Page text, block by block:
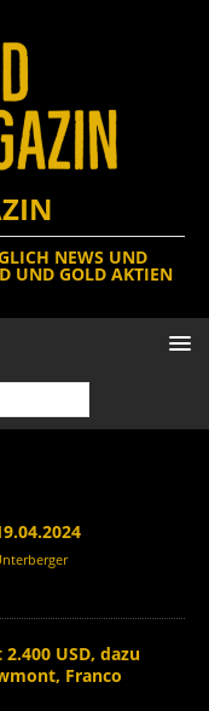
NEWS UND
UND GOLD AKTIEN
USD, dazu
Franco